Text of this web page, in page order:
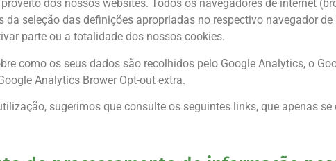
dos nossos websites. Todos os navegadores de internet
seleção das definições apropriadas no respectivo navegador
parte ou a totalidade dos nossos cookies.
como os seus dados são recolhidos pelo Google Analytics, o
Analytics Brower Opt-out extra.
sugerimos que consulte os seguintes links, que apenas